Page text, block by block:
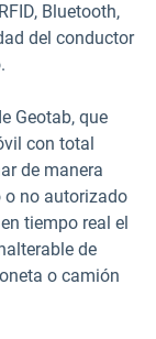
Bluetooth,
del conductor
Geotab, que
con total
de manera
o no autorizado
tiempo real el
de
o camión